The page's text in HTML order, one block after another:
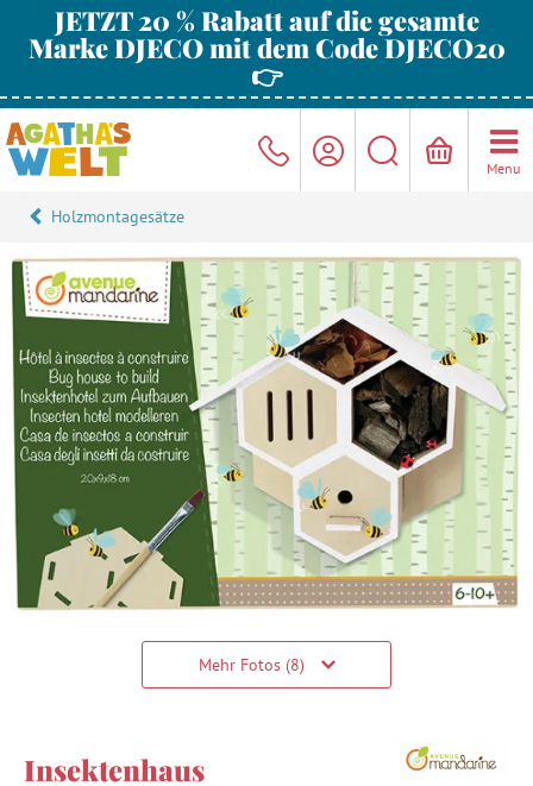
JETZT 20 % Rabatt auf die gesamte
Marke DJECO mit dem Code DJECO20
👉
Menu
Holzmontagesätze
Mehr Fotos (8)
Insektenhaus